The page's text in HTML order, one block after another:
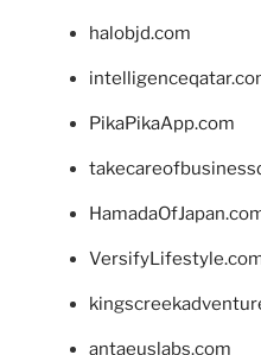
halobjd.com
PikaPikaApp.com
antaeuslabs.com